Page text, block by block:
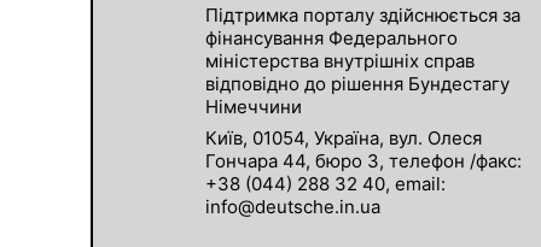
Підтримка порталу здійснюється за
фінансування Федерального
міністерства внутрішніх справ
відповідно до рішення Бундестагу
Німеччини
Київ, 01054, Україна, вул. Олеся
Гончара 44, бюро 3, телефон /факс:
+38 (044) 288 32 40, email:
info@deutsche.in.ua